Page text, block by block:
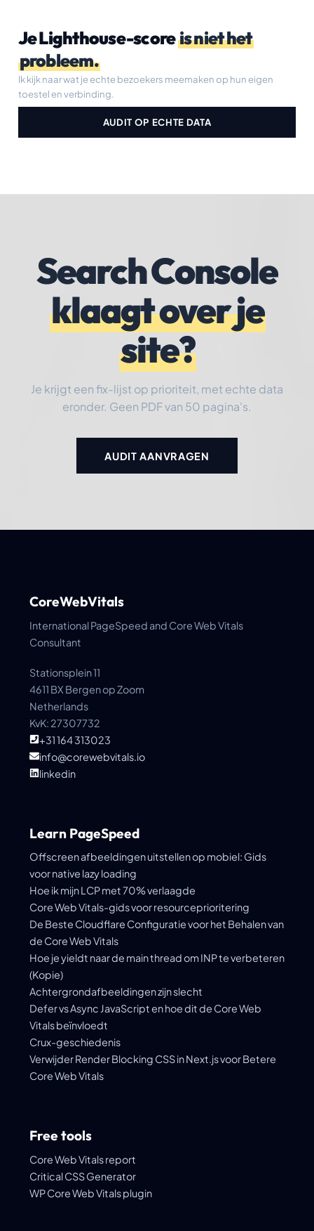
Je Lighthouse-scoreis niet het
probleem.
Ik kijk naar wat je echte bezoekers meemaken op hun eigen
toestel en verbinding.
AUDIT OP ECHTE DATA
Search Console
klaagt over je
site?
Je krijgt een fix-lijst op prioriteit, met echte data
eronder. Geen PDF van 50 pagina's.
AUDIT AANVRAGEN
CoreWebVitals
International PageSpeed and Core Web Vitals
Consultant
Stationsplein 11
4611 BX Bergen op Zoom
Netherlands
KvK: 27307732
+31 164 313023
info@corewebvitals.io
linkedin
Learn PageSpeed
Offscreen afbeeldingen uitstellen op mobiel: Gids
voor native lazy loading
Hoe ik mijn LCP met 70% verlaagde
Core Web Vitals-gids voor resourceprioritering
De Beste Cloudflare Configuratie voor het Behalen van
de Core Web Vitals
Hoe je yieldt naar de main thread om INP te verbeteren
(Kopie)
Achtergrondafbeeldingen zijn slecht
Defer vs Async JavaScript en hoe dit de Core Web
Vitals beïnvloedt
Crux-geschiedenis
Verwijder Render Blocking CSS in Next.js voor Betere
Core Web Vitals
Free tools
Core Web Vitals report
Critical CSS Generator
WP Core Web Vitals plugin